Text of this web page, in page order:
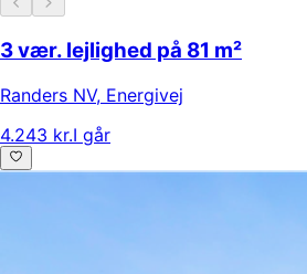
3 vær. lejlighed på 81 m²
Randers NV, Energivej
4.243 kr.I går